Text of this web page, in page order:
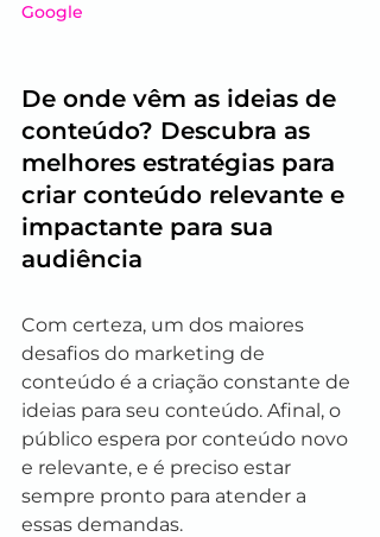
Google
De onde vêm as ideias de
conteúdo? Descubra as
melhores estratégias para
criar conteúdo relevante e
impactante para sua
audiência
Com certeza, um dos maiores
desafios do marketing de
conteúdo é a criação constante de
ideias para seu conteúdo. Afinal, o
público espera por conteúdo novo
e relevante, e é preciso estar
sempre pronto para atender a
essas demandas.